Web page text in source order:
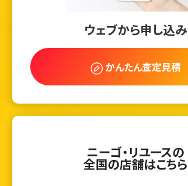
ウェブから申し込み
かんたん査定見積
ニーゴ・リユースの
全国の店舗はこちら